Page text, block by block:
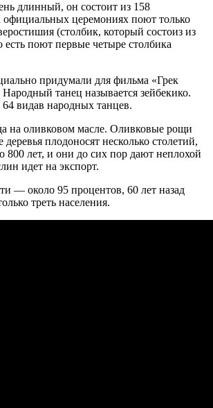
длинный, он состоит из 158
церемониях поют только
(столбик, который состоиз из
есть поют первые четыре столбика
придумали для фильма «Грек
танец называется зейбекико.
видав народных танцев.
на оливковом масле. Оливковые рощи
плодоносят несколько столетий,
лет, и они до сих пор дают неплохой
идет на экспорт.
— около 95 процентов, 60 лет назад
треть населения.